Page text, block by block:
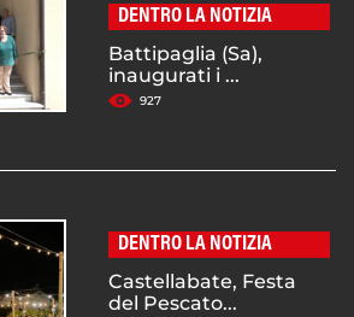
DENTRO LA NOTIZIA
Battipaglia (Sa),
inaugurati i ...
927
DENTRO LA NOTIZIA
Castellabate, Festa
del Pescato...